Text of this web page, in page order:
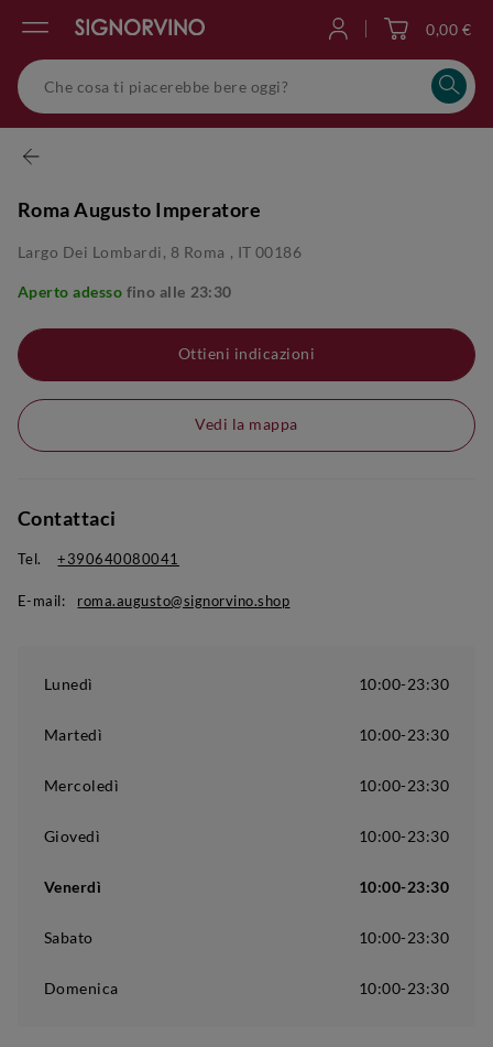
0,00 €
Roma Augusto Imperatore
Largo Dei Lombardi, 8 Roma , IT 00186
Aperto adesso fino alle 23:30
Ottieni indicazioni
Vedi la mappa
Contattaci
Tel. +390640080041
E-mail: roma.augusto@signorvino.shop
Lunedì 10:00-23:30
Martedì 10:00-23:30
Mercoledì 10:00-23:30
Giovedì 10:00-23:30
Venerdì 10:00-23:30
Sabato 10:00-23:30
Domenica 10:00-23:30